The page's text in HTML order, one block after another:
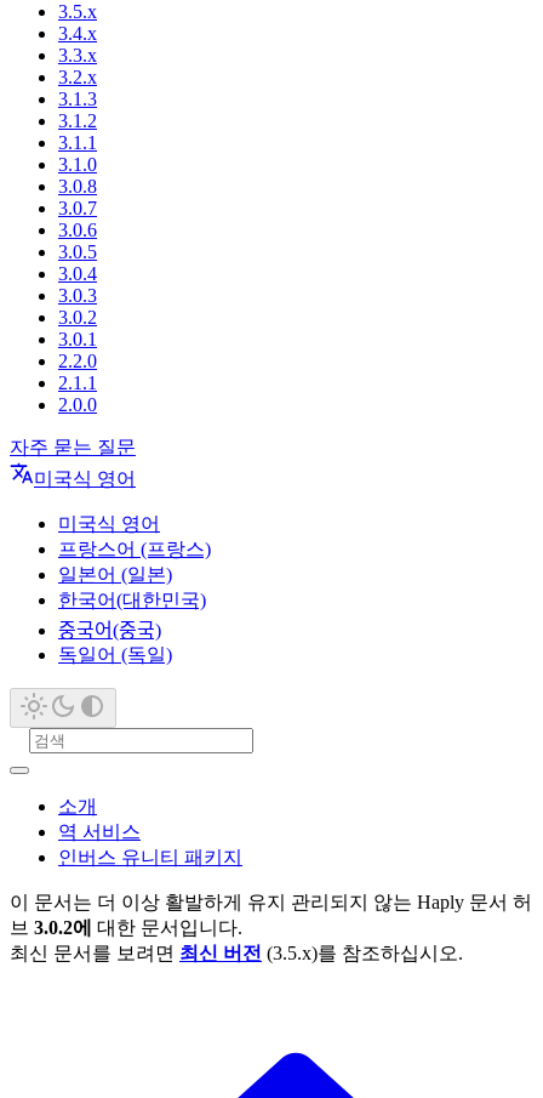
3.5.x
3.4.x
3.3.x
3.2.x
3.1.3
3.1.2
3.1.1
3.1.0
3.0.8
3.0.7
3.0.6
3.0.5
3.0.4
3.0.3
3.0.2
3.0.1
2.2.0
2.1.1
2.0.0
자주 묻는 질문
미국식 영어
미국식 영어
프랑스어 (프랑스)
일본어 (일본)
한국어(대한민국)
중국어(중국)
독일어 (독일)
소개
역 서비스
인버스 유니티 패키지
이 문서는 더 이상 활발하게 유지 관리되지 않는 Haply 문서 허
브 3.0.2에 대한 문서입니다.
최신 문서를 보려면 최신 버전 (3.5.x)를 참조하십시오.